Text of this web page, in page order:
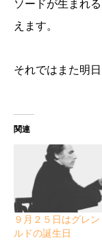
ソードが生まれ
えます。
それではまた明日
関連
９月２５日はグレ
ルドの誕生日